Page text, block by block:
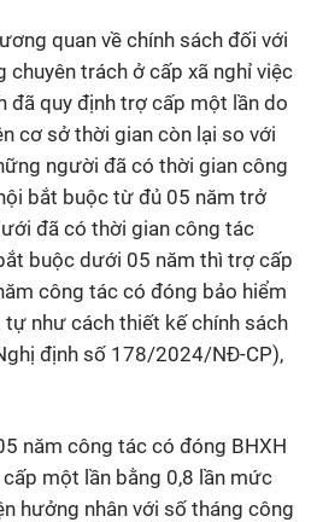
quan về chính sách đối với
trách ở cấp xã nghỉ việc
đã quy định trợ cấp một lần do
cơ sở thời gian còn lại so với
người đã có thời gian công
bắt buộc từ đủ 05 năm trở
đã có thời gian công tác
buộc dưới 05 năm thì trợ cấp
công tác có đóng bảo hiểm
như cách thiết kế chính sách
định số 178/2024/NĐ-CP),
năm công tác có đóng BHXH
một lần bằng 0,8 lần mức
hưởng nhân với số tháng công